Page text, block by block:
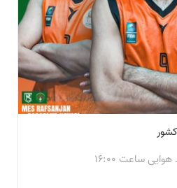
ساعت ۱۶:۰۰